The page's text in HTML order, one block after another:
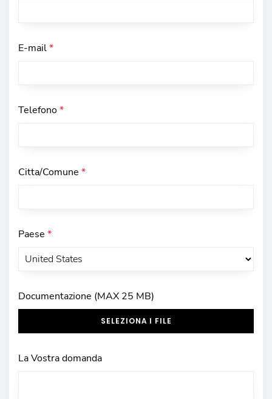
E-mail*
Telefono*
Citta/Comune *
Paese *
Documentazione (MAX 25 MB)
SELEZIONA I FILE
La Vostra domanda